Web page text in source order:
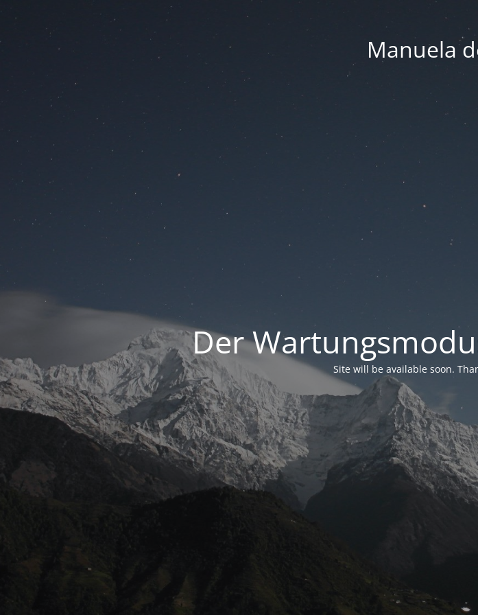
Manuela
Der
Site will be available soon.